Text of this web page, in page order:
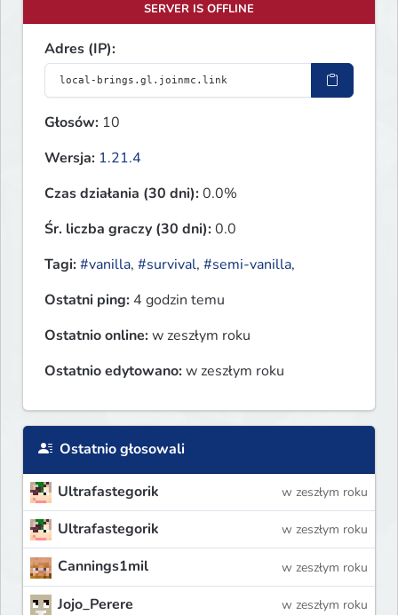
SERVER IS OFFLINE
Adres (IP):
Głosów: 10
Wersja: 1.21.4
Czas działania (30 dni):0.0%
Śr. liczba graczy (30 dni):0.0
Tagi:#vanilla, #survival, #semi-vanilla,
Ostatni ping: 4 godzin temu
Ostatnio online:w zeszłym roku
Ostatnio edytowano:w zeszłym roku
Ostatnio głosowali
Ultrafastegorik w zeszłym roku
Ultrafastegorik w zeszłym roku
Cannings1mil w zeszłym roku
Jojo_Perere w zeszłym roku